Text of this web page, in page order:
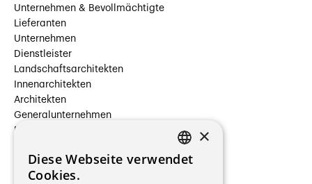
Unternehmen & Bevollmächtigte
Lieferanten
Unternehmen
Dienstleister
Landschaftsarchitekten
Innenarchitekten
Architekten
Generalunternehmen
Beauftragte Unternehmen
Hersteller/Lieferanten
Bauherrschaften
FRENCH
×
Diese Webseite verwendet
Cookies.